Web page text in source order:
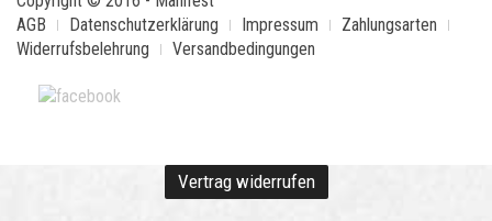
AGB
Datenschutzerklärung Impressum
Zahlungsarten
Widerrufsbelehrung
Versandbedingungen
Vertrag widerrufen